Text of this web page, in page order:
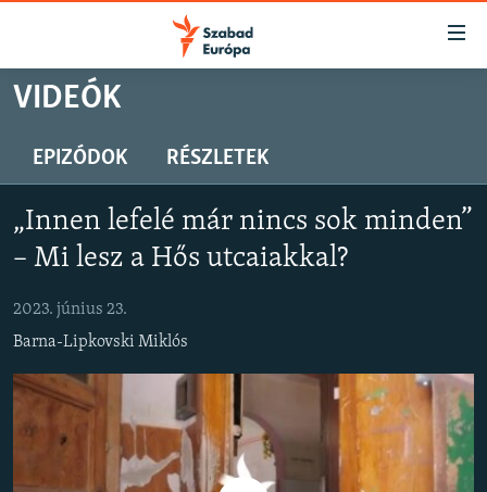
Akadálymentes
Ugrás
oldalra
tartalomjegyzékre
keresésre
AKTUÁLIS
VIDEÓK
ELEMZŐ
NER15
SZABADON
TÁRSADALOM
DEMOKRÁCIA
A PÉNZ NYOMÁBAN
VIDEÓK
EPIZÓDOK RÉSZLETEK
„Innen lefelé már nincs sok minden”
– Mi lesz a Hős utcaiakkal?
2023. június 23.
Barna-Lipkovski Miklós